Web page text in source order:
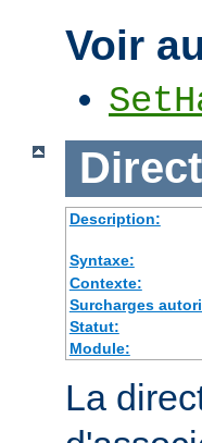
Voir
Description:
Syntaxe:
Contexte:
Surcharges
Statut:
Module:
La